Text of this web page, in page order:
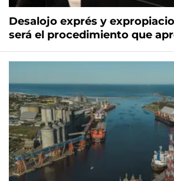
Desalojo exprés y
será el procedimiento que